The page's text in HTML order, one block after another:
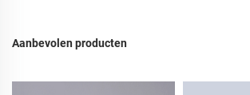
Aanbevolen producten